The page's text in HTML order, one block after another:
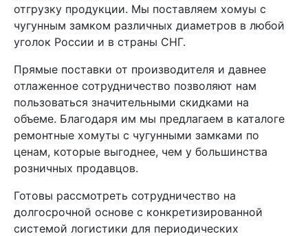
отгрузку продукции. Мы поставляем хомуы с
чугунным замком различных диаметров в любой
уголок России и в страны СНГ.
Прямые поставки от производителя и давнее
отлаженное сотрудничество позволяют нам
пользоваться значительными скидками на
объеме. Благодаря им мы предлагаем в каталоге
ремонтные хомуты с чугунными замками по
ценам, которые выгоднее, чем у большинства
розничных продавцов.
Готовы рассмотреть сотрудничество на
долгосрочной основе с конкретизированной
системой логистики для периодических